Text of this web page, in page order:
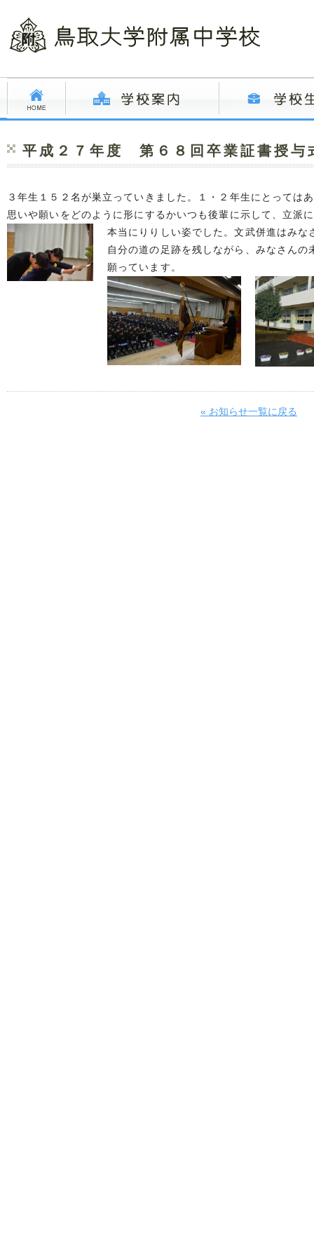
平成２７年度 第６８回卒業証書授与
３年生１５２名が巣立っていきました。１・２年生にとっては
思いや願いをどのように形にするかいつも後輩に示して、立派
本当にりりしい姿でした。文武併進はみな
自分の道の足跡を残しながら、みなさん
願っています。
« お知らせ一覧に戻る